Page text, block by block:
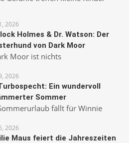
2026
Holmes & Dr. Watson: Der
von Dark Moor
Moor ist nichts
2026
Ein wundervoll
Sommer
fällt für Winnie
2026
Maus feiert die Jahreszeiten